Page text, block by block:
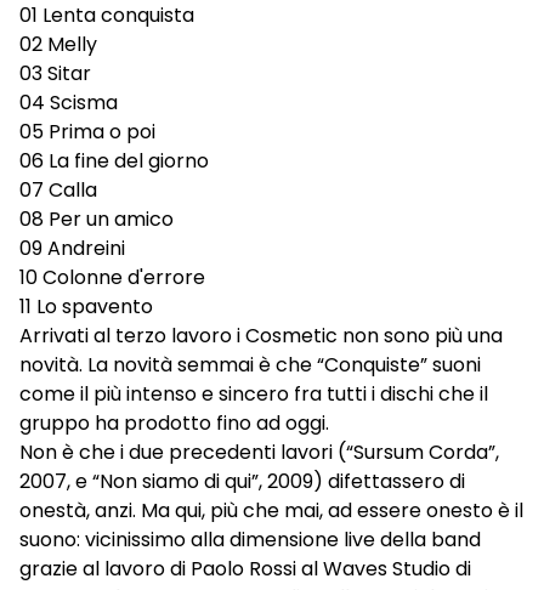
01 Lenta conquista
02 Melly
03 Sitar
04 Scisma
05 Prima o poi
06 La fine del giorno
07 Calla
08 Per un amico
09 Andreini
10 Colonne d'errore
11 Lo spavento
Arrivati al terzo lavoro i Cosmetic non sono più una
novità. La novità semmai è che “Conquiste” suoni
come il più intenso e sincero fra tutti i dischi che il
gruppo ha prodotto fino ad oggi.
Non è che i due precedenti lavori (“Sursum Corda”,
2007, e “Non siamo di qui”, 2009) difettassero di
onestà, anzi. Ma qui, più che mai, ad essere onesto è il
suono: vicinissimo alla dimensione live della band
grazie al lavoro di Paolo Rossi al Waves Studio di